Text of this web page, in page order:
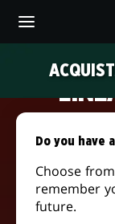
main
DEGLI
ANELLI:
RACCONTI
DELLA
Do you have
Choose
remember
future.